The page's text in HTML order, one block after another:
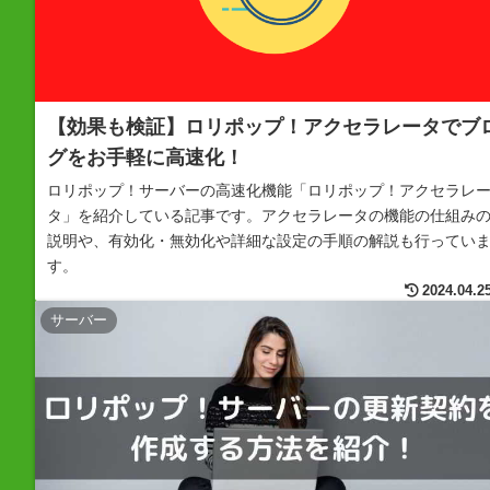
【効果も検証】ロリポップ！アクセラレータでブ
グをお手軽に高速化！
ロリポップ！サーバーの高速化機能「ロリポップ！アクセラレー
タ」を紹介している記事です。アクセラレータの機能の仕組みの
説明や、有効化・無効化や詳細な設定の手順の解説も行っていま
す。
サーバー